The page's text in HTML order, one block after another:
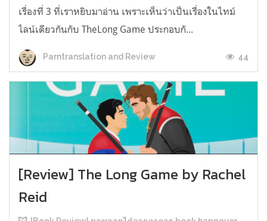
เรื่องที่ 3 ที่เราหยิบมาอ่าน เพราะเห็นว่าเป็นเรื่องในไทม์
ไลน์เดียวกันกับ TheLong Game ประกอบกั...
Parntranslation and Review 44
[Review] The Long Game by Rachel
Reid